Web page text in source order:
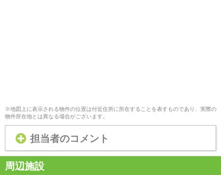
※地図上に表示される物件の位置は付近住所に所在することを表すものであり、実際の
物件所在地とは異なる場合がございます。
担当者のコメント
周辺施設